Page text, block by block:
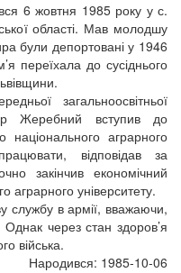
6 жовтня 1985 року у с.
області. Мав молодшу
були депортовані у 1946
переїхала до сусіднього
загальноосвітньої
Жеребний вступив до
національного аграрного
відповідав за
закінчив економічний
аграрного університету.
службу в армії, вважаючи,
через стан здоров’я
війська.
Народився: 1985-10-06